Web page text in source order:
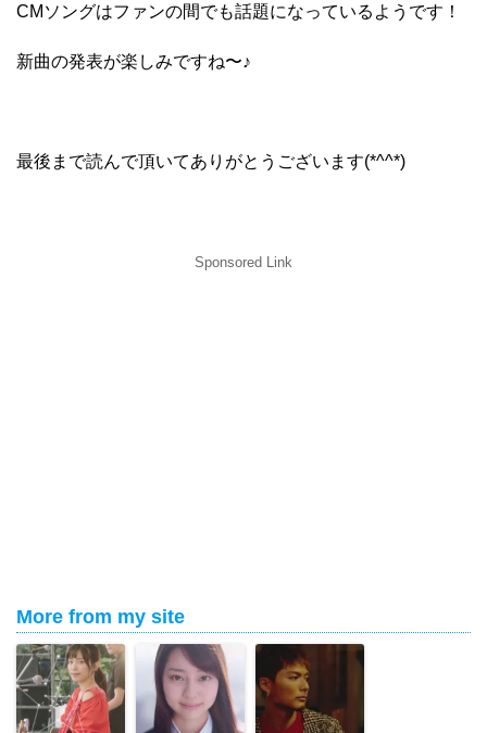
CMソングはファンの間でも話題になっているようです！
新曲の発表が楽しみですね〜♪
最後まで読んで頂いてありがとうございます(*^^*)
Sponsored Link
More from my site